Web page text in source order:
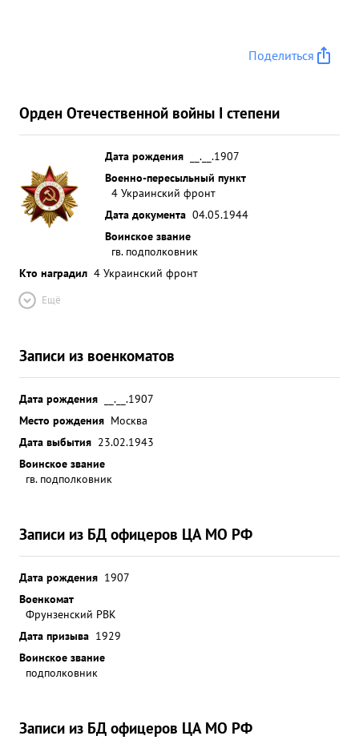
Поделиться
Орден Отечественной войны I степени
Дата рождения
__.__.1907
Военно-пересыльный пункт
4 Украинский фронт
Дата документа 04.05.1944
Воинское звание
гв. подполковник
Кто наградил 4 Украинский фронт
Ещё
Записи из военкоматов
Дата рождения
__.__.1907
Место рождения Москва
Дата выбытия 23.02.1943
Воинское звание
гв. подполковник
Записи из БД офицеров ЦА МО РФ
Дата рождения 1907
Военкомат
Фрунзенский РВК
Дата призыва 1929
Воинское звание
подполковник
Записи из БД офицеров ЦА МО РФ